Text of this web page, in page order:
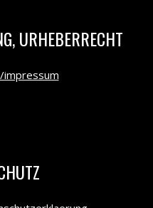
URHEBERRECHT